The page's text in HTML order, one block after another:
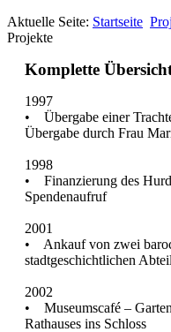
Aktuelle Seite: Startseite
Projekte
Komplette
1997
• Übergabe einer
Übergabe durch Frau
1998
• Finanzierung des
Spendenaufruf
2001
• Ankauf von zwei
stadtgeschichtlichen
2002
• Museumscafé –
Rathauses ins Schloss